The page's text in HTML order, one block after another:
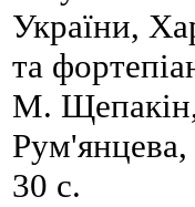
України,
та
М.
30 с.